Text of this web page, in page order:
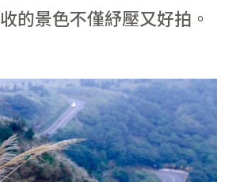
的景色不僅紓壓又好拍。